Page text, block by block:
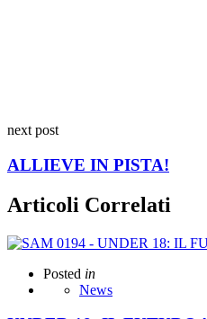
next post
ALLIEVE IN PISTA!
Articoli Correlati
Posted in
News